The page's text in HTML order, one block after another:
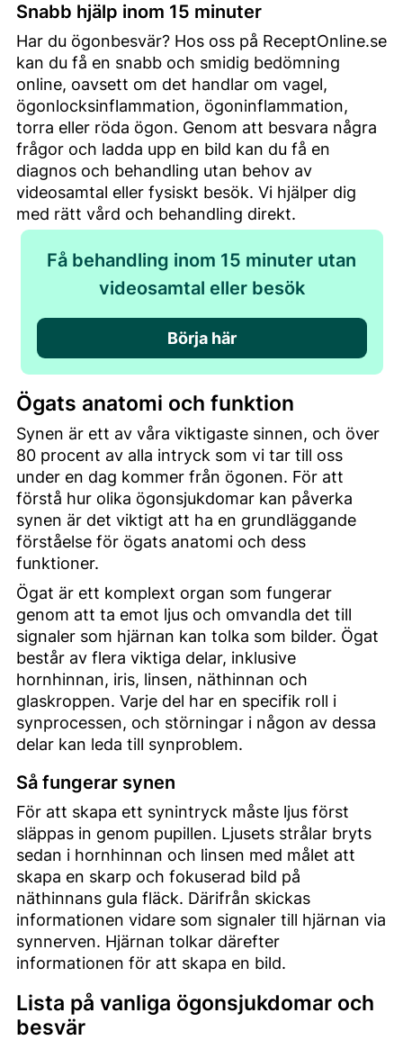
Snabb hjälp inom 15 minuter
Har du ögonbesvär? Hos oss på ReceptOnline.se
kan du få en snabb och smidig bedömning
online, oavsett om det handlar om vagel,
ögonlocksinflammation, ögoninflammation,
torra eller röda ögon. Genom att besvara några
frågor och ladda upp en bild kan du få en
diagnos och behandling utan behov av
videosamtal eller fysiskt besök. Vi hjälper dig
med rätt vård och behandling direkt.
Få behandling inom 15 minuter utan
videosamtal eller besök
Börja här
Ögats anatomi och funktion
Synen är ett av våra viktigaste sinnen, och över
80 procent av alla intryck som vi tar till oss
under en dag kommer från ögonen. För att
förstå hur olika ögonsjukdomar kan påverka
synen är det viktigt att ha en grundläggande
förståelse för ögats anatomi och dess
funktioner.
Ögat är ett komplext organ som fungerar
genom att ta emot ljus och omvandla det till
signaler som hjärnan kan tolka som bilder. Ögat
består av flera viktiga delar, inklusive
hornhinnan, iris, linsen, näthinnan och
glaskroppen. Varje del har en specifik roll i
synprocessen, och störningar i någon av dessa
delar kan leda till synproblem.
Så fungerar synen
För att skapa ett synintryck måste ljus först
släppas in genom pupillen. Ljusets strålar bryts
sedan i hornhinnan och linsen med målet att
skapa en skarp och fokuserad bild på
näthinnans gula fläck. Därifrån skickas
informationen vidare som signaler till hjärnan via
synnerven. Hjärnan tolkar därefter
informationen för att skapa en bild.
Lista på vanliga ögonsjukdomar och
besvär